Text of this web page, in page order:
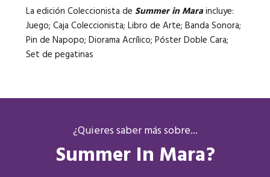
La edición Coleccionista de Summer in Maraincluye:
Juego; Caja Coleccionista; Libro de Arte; Banda Sonora;
Pin de Napopo; Diorama Acrílico; Póster Doble Cara;
Set de pegatinas
¿Quieres saber más sobre...
Summer In Mara?